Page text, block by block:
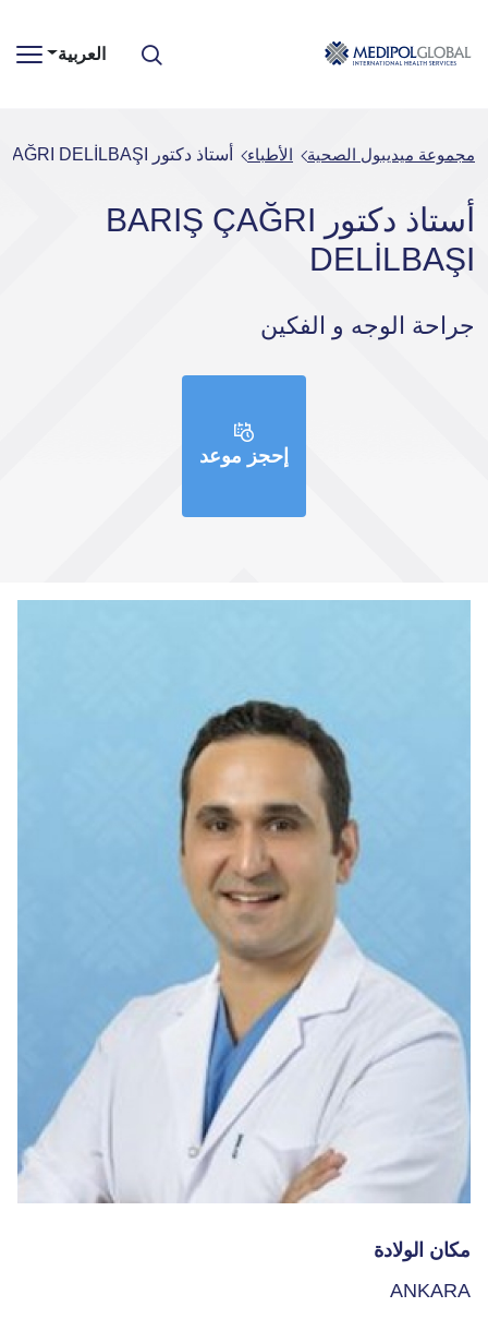
العربية
مجموعة ميديبول الصحية الأطباء أستاذ دكتور BARIŞ ÇAĞRI DELİLBAŞI
أستاذ دكتور BARIŞ ÇAĞRI
DELİLBAŞI
جراحة الوجه و الفكين
إحجز موعد
مكان الولادة
ANKARA